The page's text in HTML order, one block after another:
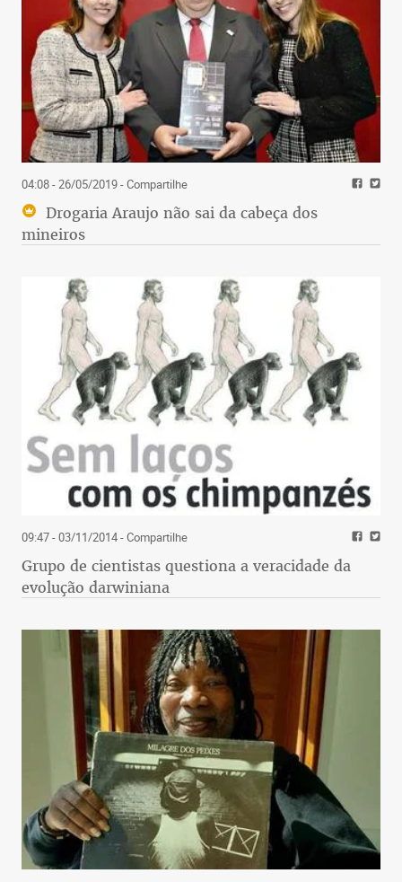
04:08 - 26/05/2019- Compartilhe
Drogaria Araujo não sai da cabeça dos
mineiros
09:47 - 03/11/2014- Compartilhe
Grupo de cientistas questiona a veracidade da
evolução darwiniana